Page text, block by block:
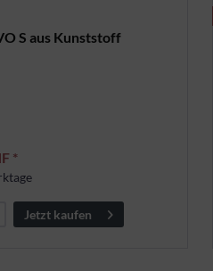
S aus Kunststoff
*
Jetzt kaufen